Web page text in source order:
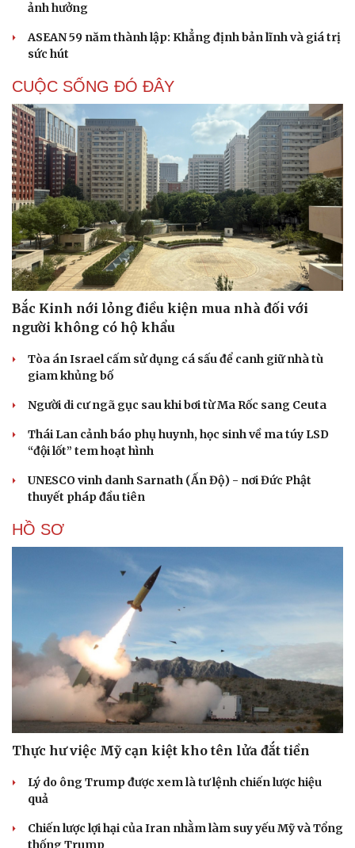
ảnh hưởng
ASEAN 59 năm thành lập: Khẳng định bản lĩnh và giá trị
sức hút
CUỘC SỐNG ĐÓ ĐÂY
Bắc Kinh nới lỏng điều kiện mua nhà đối với
người không có hộ khẩu
Tòa án Israel cấm sử dụng cá sấu để canh giữ nhà tù
giam khủng bố
Người di cư ngã gục sau khi bơi từ Ma Rốc sang Ceuta
Thái Lan cảnh báo phụ huynh, học sinh về ma túy LSD
“đội lốt” tem hoạt hình
UNESCO vinh danh Sarnath (Ấn Độ) - nơi Đức Phật
thuyết pháp đầu tiên
HỒ SƠ
Thực hư việc Mỹ cạn kiệt kho tên lửa đắt tiền
Lý do ông Trump được xem là tư lệnh chiến lược hiệu
quả
Chiến lược lợi hại của Iran nhằm làm suy yếu Mỹ và Tổng
thống Trump